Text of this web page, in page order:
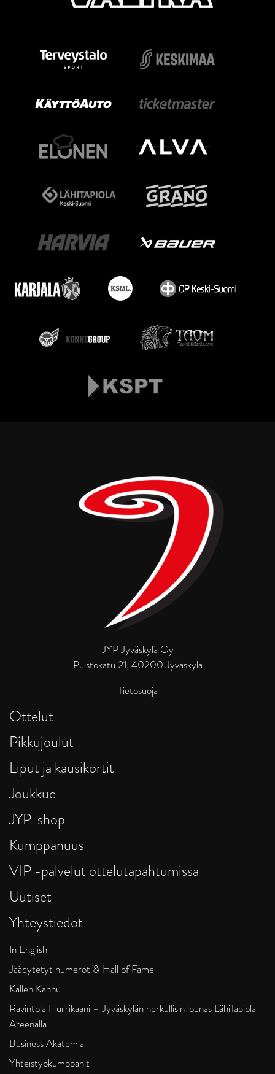
JYP Jyväskylä Oy
Puistokatu 21, 40200 Jyväskylä
Tietosuoja
Ottelut
Pikkujoulut
Liput ja kausikortit
Joukkue
JYP-shop
Kumppanuus
VIP -palvelut ottelutapahtumissa
Uutiset
Yhteystiedot
In English
Jäädytetyt numerot & Hall of Fame
Kallen Kannu
Ravintola Hurrikaani – Jyväskylän herkullisin lounas LähiTapiola
Areenalla
Business Akatemia
Yhteistyökumppanit